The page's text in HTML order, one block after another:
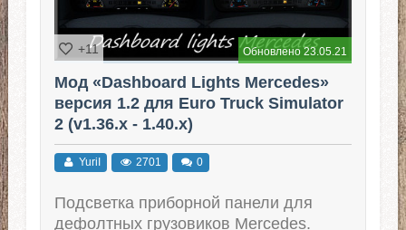
Обновлено 23.05.21
+11
Мод «Dashboard Lights Mercedes»
версия 1.2 для Euro Truck Simulator
2 (v1.36.x - 1.40.x)
YuriI 2701 0
Подсветка приборной панели для
дефолтных грузовиков Mercedes.